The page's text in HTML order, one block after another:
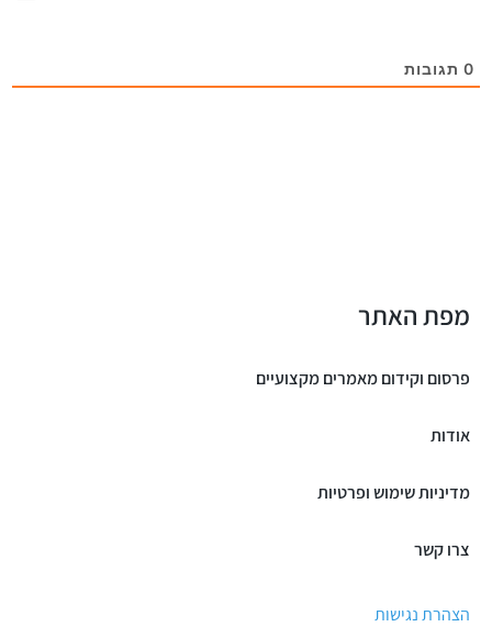
0תגובות
מפת האתר
פרסום וקידום מאמרים מקצועיים
אודות
מדיניות שימוש ופרטיות
צרו קשר
הצהרת נגישות